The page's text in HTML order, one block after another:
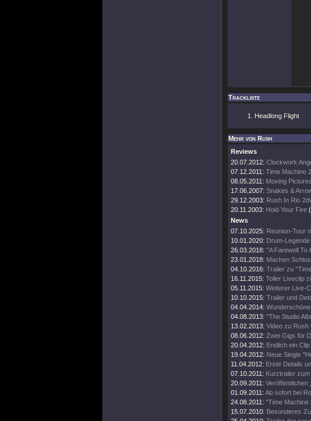
Trackliste
Headlong Flight
Mehr von Rush
Reviews
20.07.2012: Clockwork
07.12.2011: Time Machine
08.05.2011: Moving Pictures
17.06.2007: Snakes &
29.12.2003: Rush In Rio
20.11.2003: Hold Your Fire (
News
07.10.2025: Reunion-Tour
10.01.2020: Drum-
26.03.2018: "A Farewell To
23.01.2018: Machen
04.10.2016: Trailer zu
16.11.2015: Toller Liveclip
05.11.2015: Weiterer Live-
10.10.2015: Trailer und
04.04.2014:
04.08.2013: "The Studio
13.02.2013: Video zu Rush
08.06.2012: Zwei Gigs für
20.04.2012: Endlich ein
19.04.2012: Neue Single
11.04.2012: Erste Details
07.10.2011: Kurztrailer
20.09.2011: Veröffentlichen
01.09.2011: Ab sofort bei
24.08.2011: "Time Machine
15.07.2010: Besonderes